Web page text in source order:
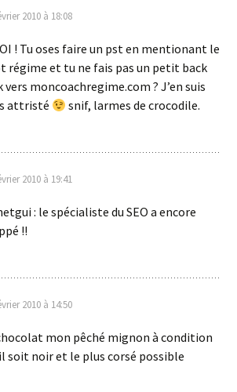
2010 à 18:08
! Tu oses faire un pst en mentionant le
régime et tu ne fais pas un petit back
vers moncoachregime.com ? J’en suis
attristé
snif, larmes de crocodile.
2010 à 19:41
: le spécialiste du SEO a encore
!!
2010 à 14:50
mon pêché mignon à condition
soit noir et le plus corsé possible